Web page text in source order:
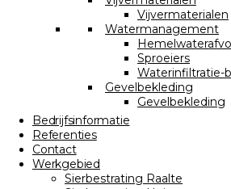
Vijvermaterialen
Watermanagement
Sproeiers
Waterinfiltratie-
Gevelbekleding
Gevelbekleding
Bedrijfsinformatie
Referenties
Contact
Werkgebied
Sierbestrating Raalte